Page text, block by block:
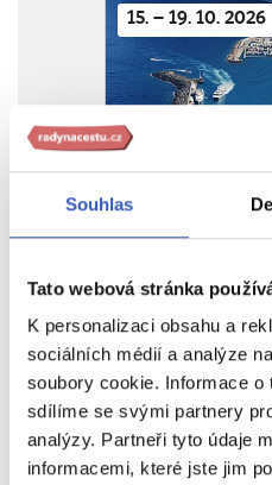
Souhlas
Tato webová stránka
K personalizaci obsahu a
sociálních médií a analýze
soubory cookie. Informace
sdílíme se svými partnery
analýzy. Partneři tyto údaje
informacemi, které jste jim
15. – 19. 10. 2026
To nejlepší z
+ CAPRI
17. – 21. 9. 2026
To nejlepší z